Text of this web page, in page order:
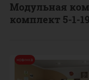
Модульная
комплект 5-1-19
новинка